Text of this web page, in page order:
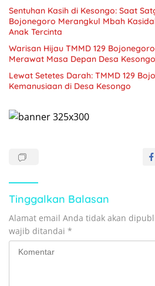
Sentuhan Kasih di Kesongo: Saat
Bojonegoro Merangkul Mbah
Anak Tercinta
Warisan Hijau TMMD 129
Merawat Masa Depan Desa Kesongo
Lewat Setetes Darah: TMMD 129
Kemanusiaan di Desa Kesongo
Tinggalkan Balasan
Alamat email Anda tidak akan
wajib ditandai *